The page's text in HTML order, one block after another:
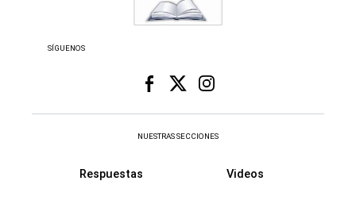
SÍGUENOS
NUESTRAS SECCIONES
Respuestas Videos